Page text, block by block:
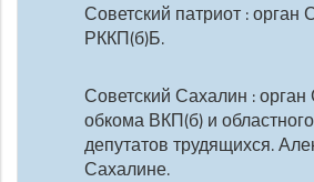
Советский патриот : орган
РККП(б)Б.
Советский Сахалин : орган
обкома ВКП(б) и
депутатов трудящихся.
Сахалине.